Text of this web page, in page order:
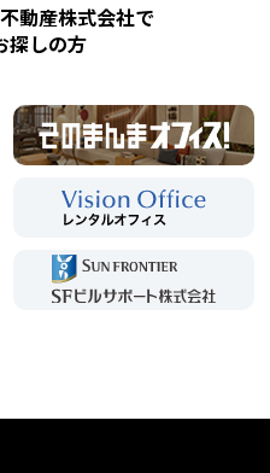
動産株式会社で
探しの方